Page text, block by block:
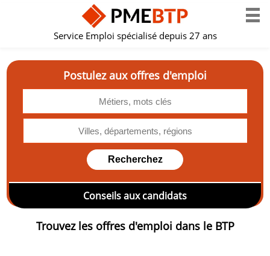
Service Emploi spécialisé depuis 27 ans
Postulez aux offres d'emploi
Conseils aux candidats
Trouvez les offres d'emploi dans le BTP